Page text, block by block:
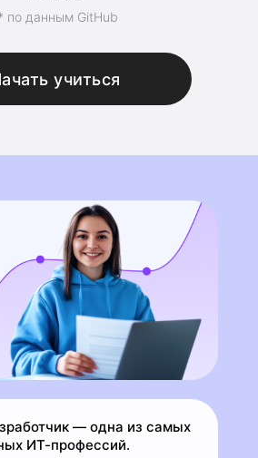
по данным GitHub
учиться
— одна из самых
ИТ-профессий.